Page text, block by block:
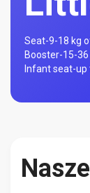
Seat-9-18 kg
Booster-15-
Infant seat-up